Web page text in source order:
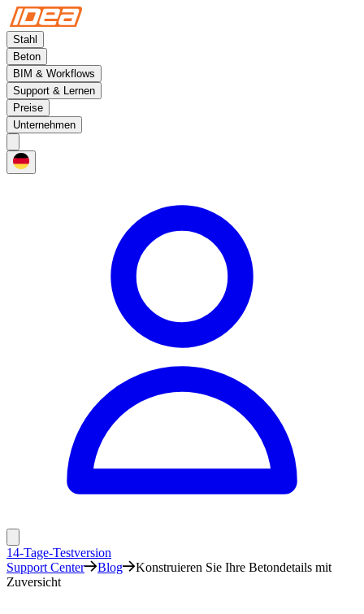
Stahl
Beton
BIM & Workflows
Support & Lernen
Preise
Unternehmen
14-Tage-Testversion
Support Center
Blog
Konstruieren Sie Ihre Betondetails mit
Zuversicht